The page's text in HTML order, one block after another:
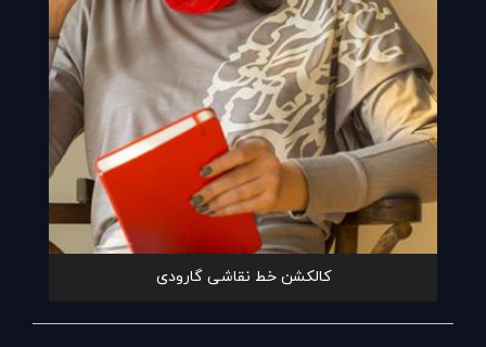
کالکشن خط نقاشی گارودی